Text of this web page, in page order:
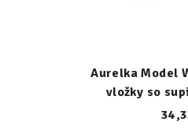
Aurelka Model
vložky so